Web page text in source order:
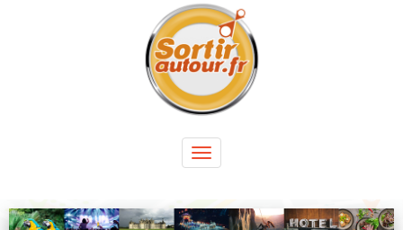
Toggle
navigation
Panneau de gestion des cookies